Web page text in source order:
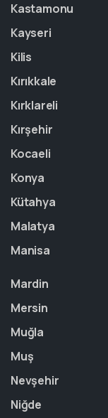
Kastamonu
Kayseri
Kilis
Kırıkkale
Kırklareli
Kırşehir
Kocaeli
Konya
Kütahya
Malatya
Manisa
Mardin
Mersin
Muğla
Muş
Nevşehir
Niğde